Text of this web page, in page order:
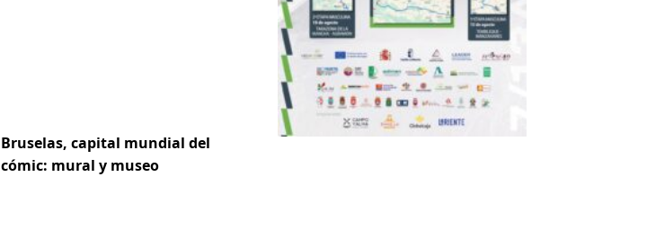
Bruselas, capital mundial del
cómic: mural y museo